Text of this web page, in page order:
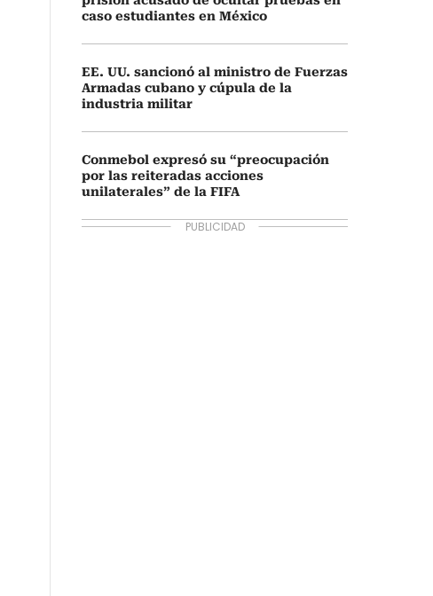
caso estudiantes en México
EE. UU. sancionó al ministro de Fuerzas
Armadas cubano y cúpula de la
industria militar
Conmebol expresó su “preocupación
por las reiteradas acciones
unilaterales” de la FIFA